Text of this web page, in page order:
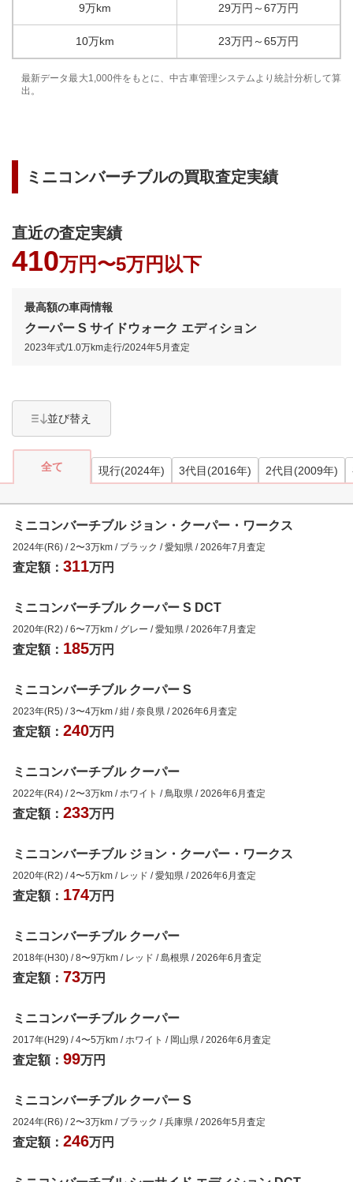
9万km 29万円 ～67万円
10万km 23万円 ～65万円
最新データ最大1,000件をもとに、中古車管理システムより統計分析して算
出。
ミニコンバーチブルの買取査定実績
直近の査定実績
410万円〜5万円以下
最高額の車両情報
クーパー S サイドウォーク エディション
2023年式/1.0万km走行/2024年5月査定
並び替え
全て 現行(2024年) 3代目(2016年) 2代目(2009年)
ミニコンバーチブル ジョン・クーパー・ワークス
2024年(R6) /2〜3万km / ブラック /愛知県 /2026年7月査定
査定額： 311万円
ミニコンバーチブル クーパー S DCT
2020年(R2) /6〜7万km / グレー /愛知県 /2026年7月査定
査定額： 185万円
ミニコンバーチブル クーパー S
2023年(R5) /3〜4万km /紺 /奈良県 /2026年6月査定
査定額： 240万円
ミニコンバーチブル クーパー
2022年(R4) /2〜3万km / ホワイト / 鳥取県 /2026年6月査定
査定額： 233万円
ミニコンバーチブル ジョン・クーパー・ワークス
2020年(R2) /4〜5万km / レッド /愛知県 /2026年6月査定
査定額： 174万円
ミニコンバーチブル クーパー
2018年(H30) /8〜9万km / レッド /島根県 /2026年6月査定
査定額： 73万円
ミニコンバーチブル クーパー
2017年(H29) /4〜5万km / ホワイト / 岡山県 /2026年6月査定
査定額： 99万円
ミニコンバーチブル クーパー S
2024年(R6) /2〜3万km / ブラック /兵庫県 /2026年5月査定
査定額： 246万円